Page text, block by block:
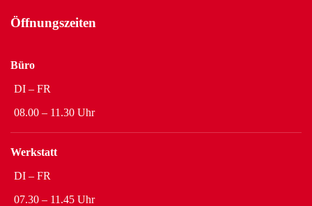
Öffnungszeiten
Büro
DI – FR
08.00 – 11.30 Uhr
Werkstatt
DI – FR
07.30 – 11.45 Uhr